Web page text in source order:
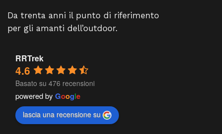
Da trenta anni il punto di riferimento
per gli amanti dell’outdoor.
RRTrek
4.6
Basato su 476 recensioni
powered by Google
lascia una recensione su